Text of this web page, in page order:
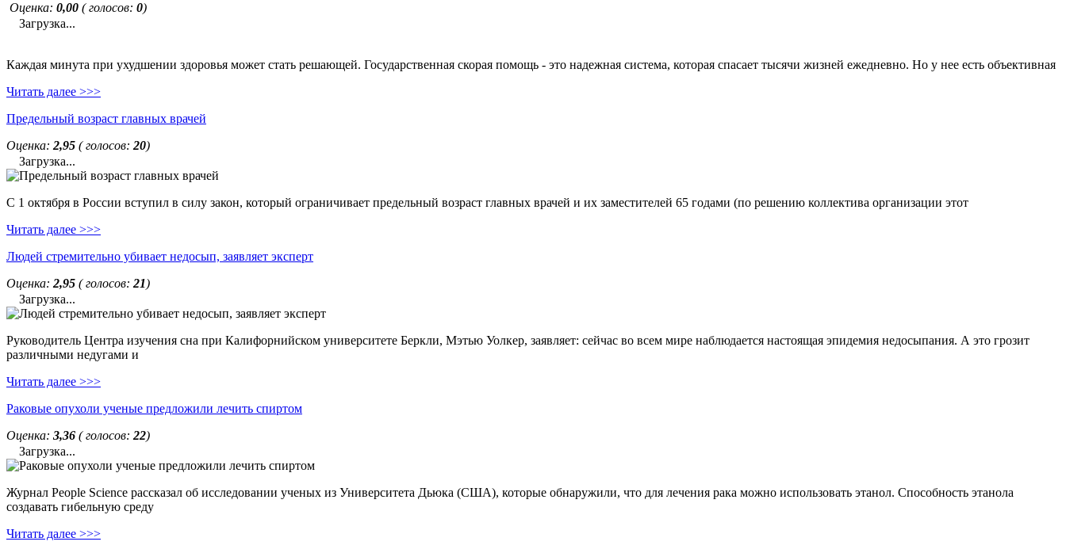
Оценка: 0,00 ( голосов: 0)
Загрузка...
Каждая минута при ухудшении здоровья может стать решающей. Государственная скорая помощь - это надежная система, которая спасает тысячи жизней ежедневно. Но у нее есть объективная
Читать далее >>>
Предельный возраст главных врачей
Оценка: 2,95 ( голосов: 20)
Загрузка...
С 1 октября в России вступил в силу закон, который ограничивает предельный возраст главных врачей и их заместителей 65 годами (по решению коллектива организации этот
Читать далее >>>
Людей стремительно убивает недосып, заявляет эксперт
Оценка: 2,95 ( голосов: 21)
Загрузка...
Руководитель Центра изучения сна при Калифорнийском университете Беркли, Мэтью Уолкер, заявляет: сейчас во всем мире наблюдается настоящая эпидемия недосыпания. А это грозит
различными недугами и
Читать далее >>>
Раковые опухоли ученые предложили лечить спиртом
Оценка: 3,36 ( голосов: 22)
Загрузка...
Журнал People Science рассказал об исследовании ученых из Университета Дьюка (США), которые обнаружили, что для лечения рака можно использовать этанол. Способность этанола
создавать гибельную среду
Читать далее >>>